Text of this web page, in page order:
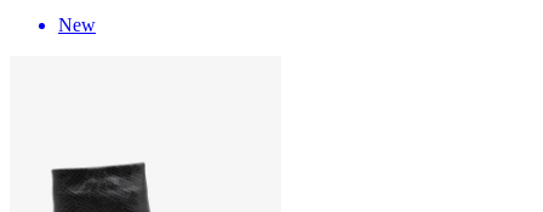
New